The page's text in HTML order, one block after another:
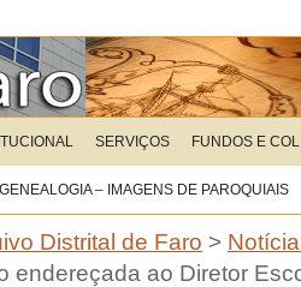
SERVIÇOS FUNDOS E
GENEALOGIA – IMAGENS DE PAROQUIAIS
Distrital de Faro >
endereçada ao Diretor